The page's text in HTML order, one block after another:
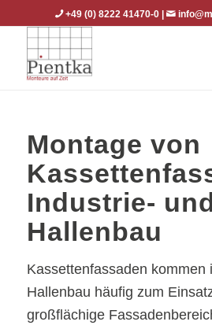
+49 (0) 8222 41470-0 |
Montage von
Industrie-
Hallenbau
Kassettenfassaden kommen
Hallenbau häufig zum
großflächige